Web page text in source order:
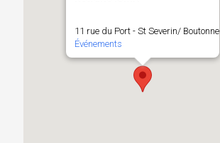
11 rue du Port - St Severin/ Boutonne
Événements